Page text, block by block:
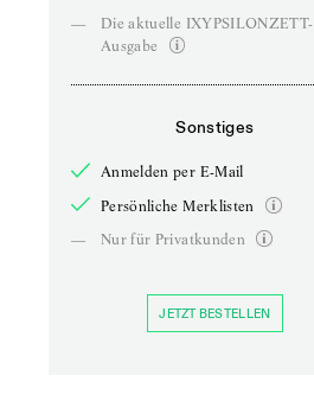
—
Die aktuelle IXYPSILONZETT-
Ausgabe
Sonstiges
Anmelden per E-Mail
Persönliche Merklisten
—
Nur für Privatkunden
JETZT BESTELLEN